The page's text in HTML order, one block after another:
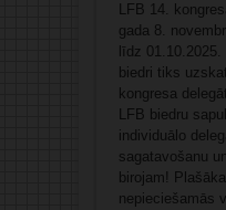
LFB 14.
gada 8.
līdz
biedri tiks
kongresa
LFB biedru
individuālo
sagatavošanu
birojam!
nepieciešamās